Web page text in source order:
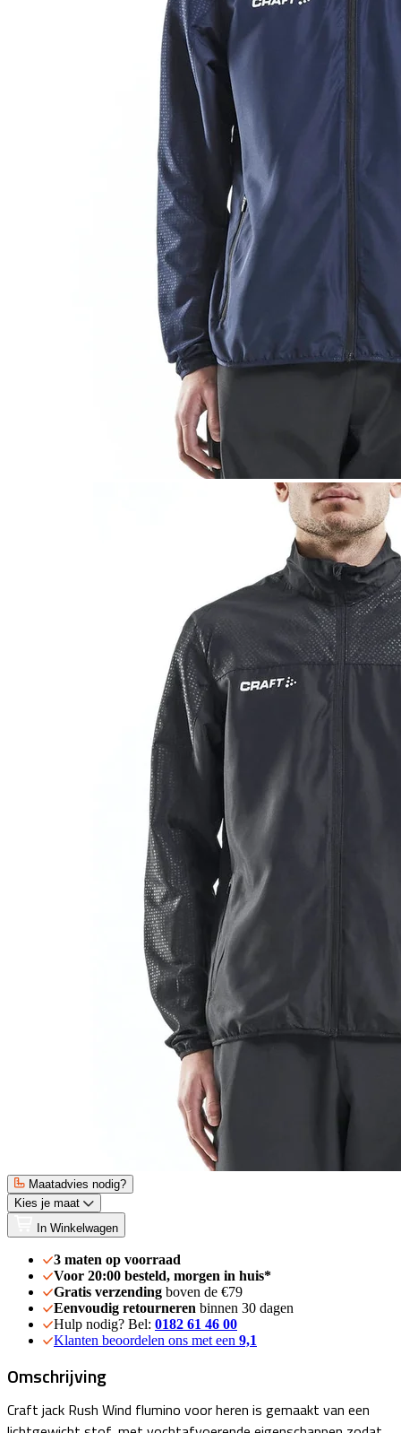
Maatadvies nodig?
Kies je maat
In Winkelwagen
3 maten op voorraad
Voor 20:00 besteld, morgen in huis*
Gratis verzending boven de €79
Eenvoudig retourneren binnen 30 dagen
Hulp nodig? Bel: 0182 61 46 00
Klanten beoordelen ons met een 9,1
Omschrijving
Craft jack Rush Wind flumino voor heren is gemaakt van een